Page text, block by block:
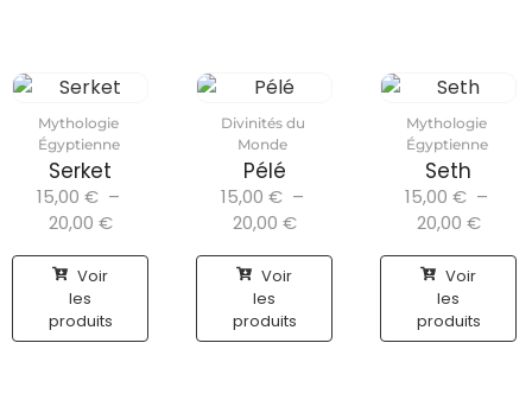
Mythologie
Égyptienne
Serket
15,00 € –
20,00 €
Voir
les
produits
Divinités du
Monde
Pélé
15,00 € –
20,00 €
Voir
les
produits
Mythologie
Égyptienne
Seth
15,00 € –
20,00 €
Voir
les
produits